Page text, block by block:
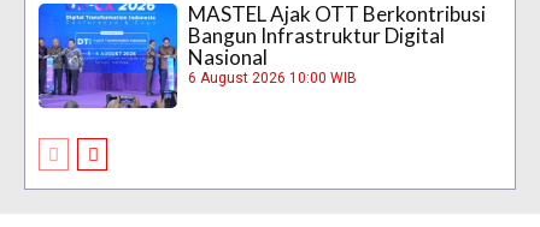
MASTEL Ajak OTT Berkontribusi
Bangun Infrastruktur Digital
Nasional
6 August 2026 10:00 WIB